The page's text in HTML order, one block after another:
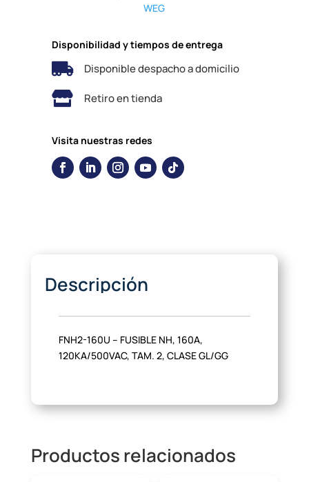
WEG
Disponibilidad y tiempos de entrega
 Disponible despacho a domicilio
 Retiro en tienda
Visita nuestras redes
Descripción
FNH2-160U – FUSIBLE NH, 160A,
120KA/500VAC, TAM. 2, CLASE GL/GG
Productos relacionados